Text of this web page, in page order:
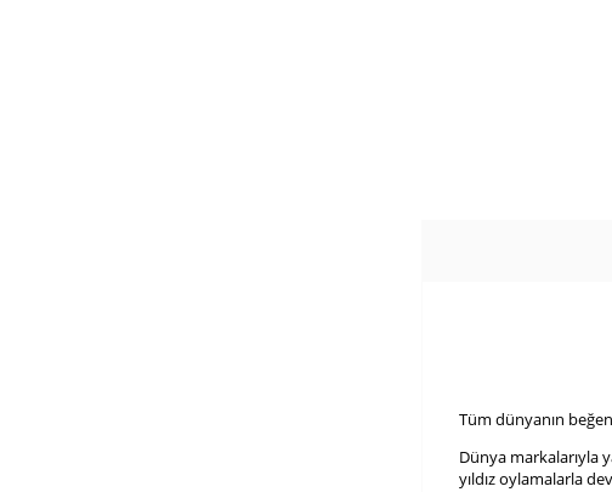
Tüm dünyanın
Dünya markalarıyla
yıldız oylamalarla